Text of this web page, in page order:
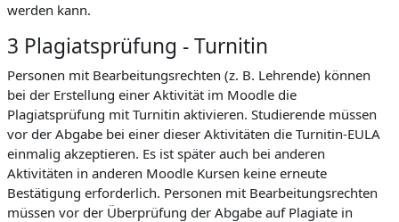
werden kann.
3 Plagiatsprüfung - Turnitin
Personen mit Bearbeitungsrechten (z. B. Lehrende) können
bei der Erstellung einer Aktivität im Moodle die
Plagiatsprüfung mit Turnitin aktivieren. Studierende müssen
vor der Abgabe bei einer dieser Aktivitäten die Turnitin-EULA
einmalig akzeptieren. Es ist später auch bei anderen
Aktivitäten in anderen Moodle Kursen keine erneute
Bestätigung erforderlich. Personen mit Bearbeitungsrechten
müssen vor der Überprüfung der Abgabe auf Plagiate in